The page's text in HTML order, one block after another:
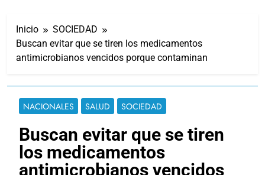
Inicio
SOCIEDAD
Buscan evitar que se tiren los medicamentos
antimicrobianos vencidos porque contaminan
NACIONALES SALUD SOCIEDAD
Buscan evitar que se tiren
los medicamentos
antimicrobianos vencidos